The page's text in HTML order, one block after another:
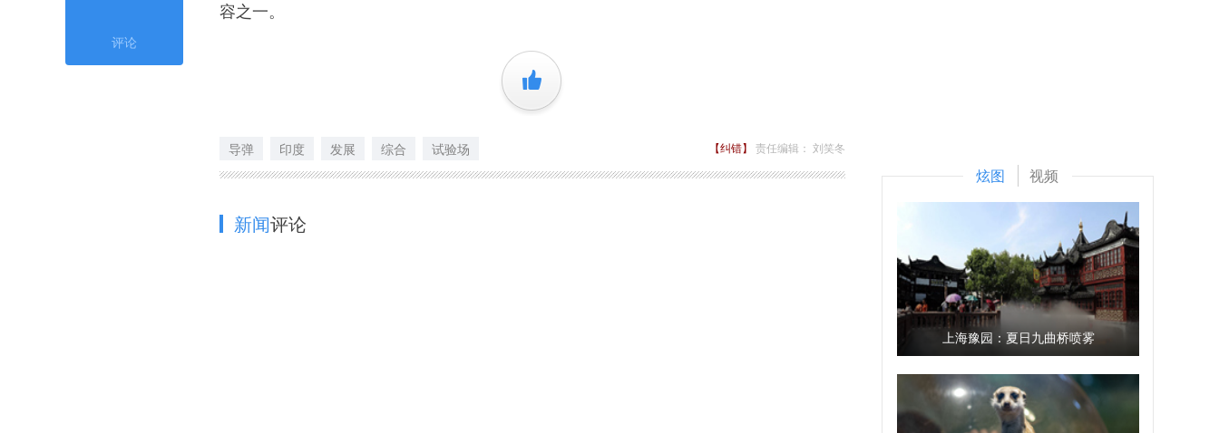
评论
容之一。
+1
导弹 印度 发展 综合 试验场 【纠错】 责任编辑： 刘笑冬
新闻评论
炫图 视频
上海豫园：夏日九曲桥喷雾